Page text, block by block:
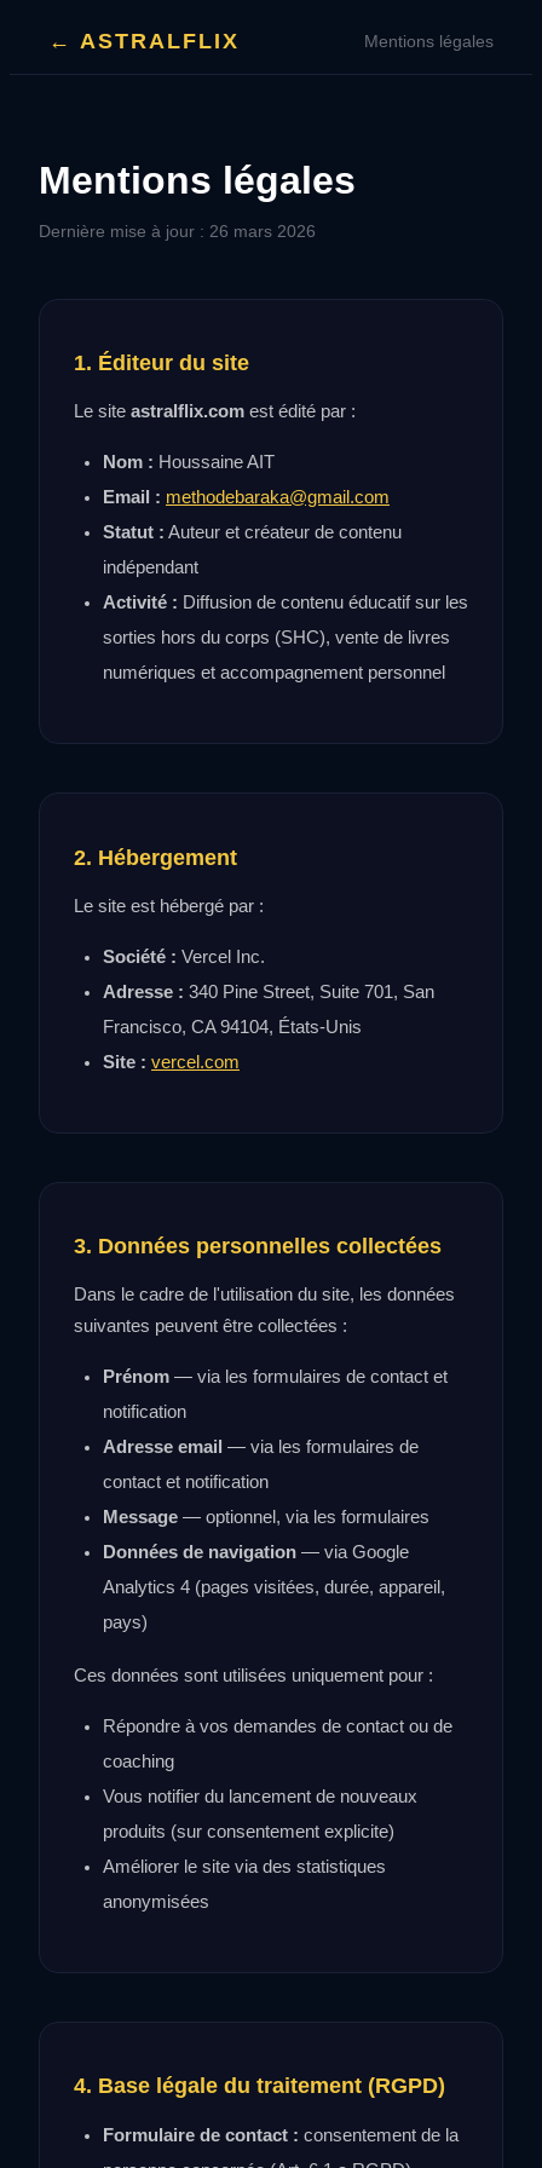
← ASTRALFLIX Mentions légales
Mentions légales
Dernière mise à jour : 26 mars 2026
1. Éditeur du site
Le site astralflix.com est édité par :
Nom : Houssaine AIT
Email : methodebaraka@gmail.com
Statut : Auteur et créateur de contenu
indépendant
Activité : Diffusion de contenu éducatif sur les
sorties hors du corps (SHC), vente de livres
numériques et accompagnement personnel
2. Hébergement
Le site est hébergé par :
Société : Vercel Inc.
Adresse : 340 Pine Street, Suite 701, San
Francisco, CA 94104, États-Unis
Site : vercel.com
3. Données personnelles collectées
Dans le cadre de l'utilisation du site, les données
suivantes peuvent être collectées :
Prénom — via les formulaires de contact et
notification
Adresse email — via les formulaires de
contact et notification
Message — optionnel, via les formulaires
Données de navigation — via Google
Analytics 4 (pages visitées, durée, appareil,
pays)
Ces données sont utilisées uniquement pour :
Répondre à vos demandes de contact ou de
coaching
Vous notifier du lancement de nouveaux
produits (sur consentement explicite)
Améliorer le site via des statistiques
anonymisées
4. Base légale du traitement (RGPD)
Formulaire de contact : consentement de la